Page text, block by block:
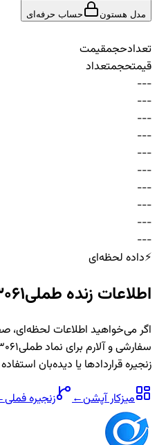
مدل هستون حساب حرفه‌ای
تعدادحجمقیمت
قیمتحجمتعداد
-
-
-
-
-
-
-
-
-
-
-
-
-
-
-
-
-
-
-
-
-
-
-
-
-
-
-
-
-
-
⚡داده لحظه‌ای
اطلاعات زنده طملی3061
سفارشی و آلارم برای نمادطملی3061
زنجیره قراردادها یا دیده‌بان
میزکار آپشن← زنجیرهفملی